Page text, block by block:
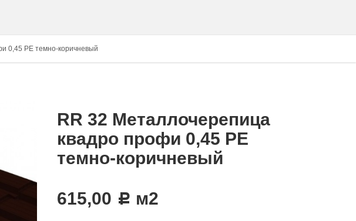
0,45 PE темно-коричневый
RR 32 Металлочерепица
квадро профи 0,45 PE
темно-коричневый
615,00 c м2